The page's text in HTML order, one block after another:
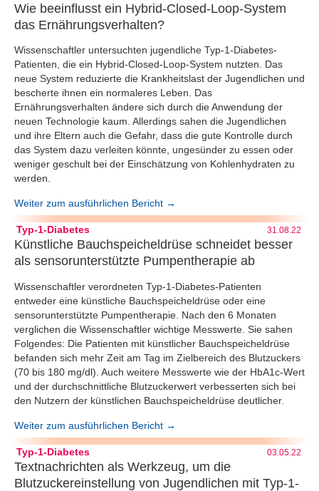
Wie beeinflusst ein Hybrid-Closed-Loop-System
das Ernährungsverhalten?
Wissenschaftler untersuchten jugendliche Typ-1-Diabetes-
Patienten, die ein Hybrid-Closed-Loop-System nutzten. Das
neue System reduzierte die Krankheitslast der Jugendlichen und
bescherte ihnen ein normaleres Leben. Das
Ernährungsverhalten ändere sich durch die Anwendung der
neuen Technologie kaum. Allerdings sahen die Jugendlichen
und ihre Eltern auch die Gefahr, dass die gute Kontrolle durch
das System dazu verleiten könnte, ungesünder zu essen oder
weniger geschult bei der Einschätzung von Kohlenhydraten zu
werden.
Weiter zum ausführlichen Bericht →
Typ-1-Diabetes 31.08.22
Künstliche Bauchspeicheldrüse schneidet besser
als sensorunterstützte Pumpentherapie ab
Wissenschaftler verordneten Typ-1-Diabetes-Patienten
entweder eine künstliche Bauchspeicheldrüse oder eine
sensorunterstützte Pumpentherapie. Nach den 6 Monaten
verglichen die Wissenschaftler wichtige Messwerte. Sie sahen
Folgendes: Die Patienten mit künstlicher Bauchspeicheldrüse
befanden sich mehr Zeit am Tag im Zielbereich des Blutzuckers
(70 bis 180 mg/dl). Auch weitere Messwerte wie der HbA1c-Wert
und der durchschnittliche Blutzuckerwert verbesserten sich bei
den Nutzern der künstlichen Bauchspeicheldrüse deutlicher.
Weiter zum ausführlichen Bericht →
Typ-1-Diabetes 03.05.22
Textnachrichten als Werkzeug, um die
Blutzuckereinstellung von Jugendlichen mit Typ-1-